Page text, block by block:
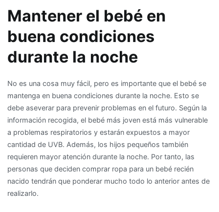
Mantener el bebé en
buena condiciones
durante la noche
No es una cosa muy fácil, pero es importante que el bebé se
mantenga en buena condiciones durante la noche. Esto se
debe aseverar para prevenir problemas en el futuro. Según la
información recogida, el bebé más joven está más vulnerable
a problemas respiratorios y estarán expuestos a mayor
cantidad de UVB. Además, los hijos pequeños también
requieren mayor atención durante la noche. Por tanto, las
personas que deciden comprar ropa para un bebé recién
nacido tendrán que ponderar mucho todo lo anterior antes de
realizarlo.